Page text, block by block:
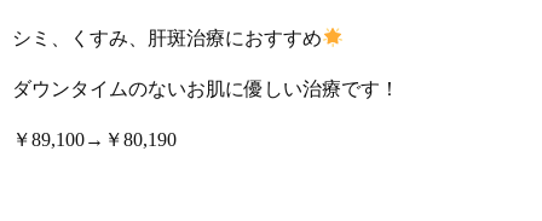
シミ、くすみ、肝斑治療におすすめ
ダウンタイムのないお肌に優しい治療です！
￥89,100→￥80,190